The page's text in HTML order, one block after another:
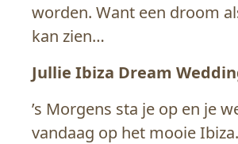
worden. Want een droom
kan zien…
Jullie Ibiza Dream
’s Morgens sta je op en je
vandaag op het mooie